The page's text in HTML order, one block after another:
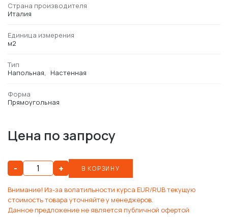
Страна производителя
Италия
Единица измерения
м2
Тип
Напольная
Настенная
Форма
Прямоугольная
Цена по запросу
- + В КОРЗИНУ
Внимание! Из-за волатильности курса EUR/RUB текущую
стоимость товара уточняйте у менеджеров.
Данное предложение не является публичной офертой